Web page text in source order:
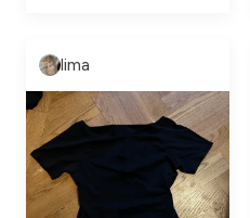
lima